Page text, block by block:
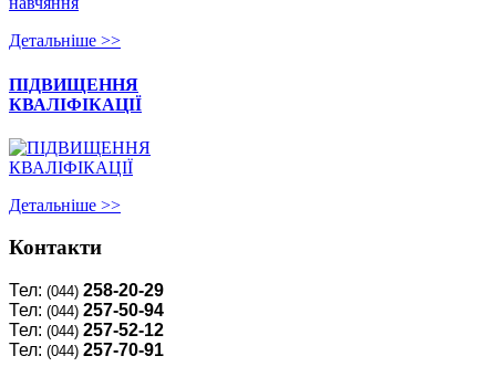
Детальнiше >>
ПІДВИЩЕННЯ
КВАЛІФІКАЦІЇ
Детальнiше >>
Контакти
Тел: (044) 258-20-29
Тел: (044) 257-50-94
Тел: (044) 257-52-12
Тел: (044) 257-70-91